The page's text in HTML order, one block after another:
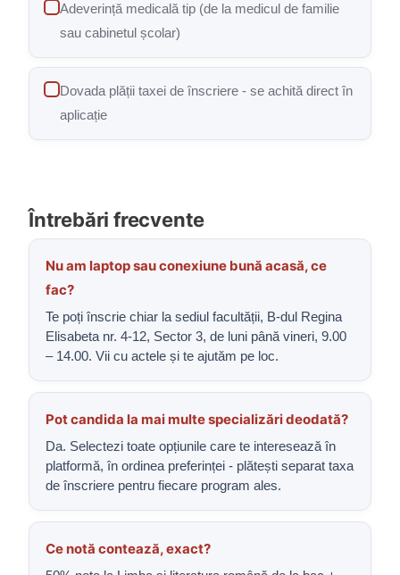
Adeverință medicală tip (de la medicul de familie
sau cabinetul școlar)
Dovada plății taxei de înscriere - se achită direct în
aplicație
Întrebări frecvente
Nu am laptop sau conexiune bună acasă, ce
fac?
Te poți înscrie chiar la sediul facultății, B-dul Regina
Elisabeta nr. 4-12, Sector 3, de luni până vineri, 9.00
– 14.00. Vii cu actele și te ajutăm pe loc.
Pot candida la mai multe specializări deodată?
Da. Selectezi toate opțiunile care te interesează în
platformă, în ordinea preferinței - plătești separat taxa
de înscriere pentru fiecare program ales.
Ce notă contează, exact?